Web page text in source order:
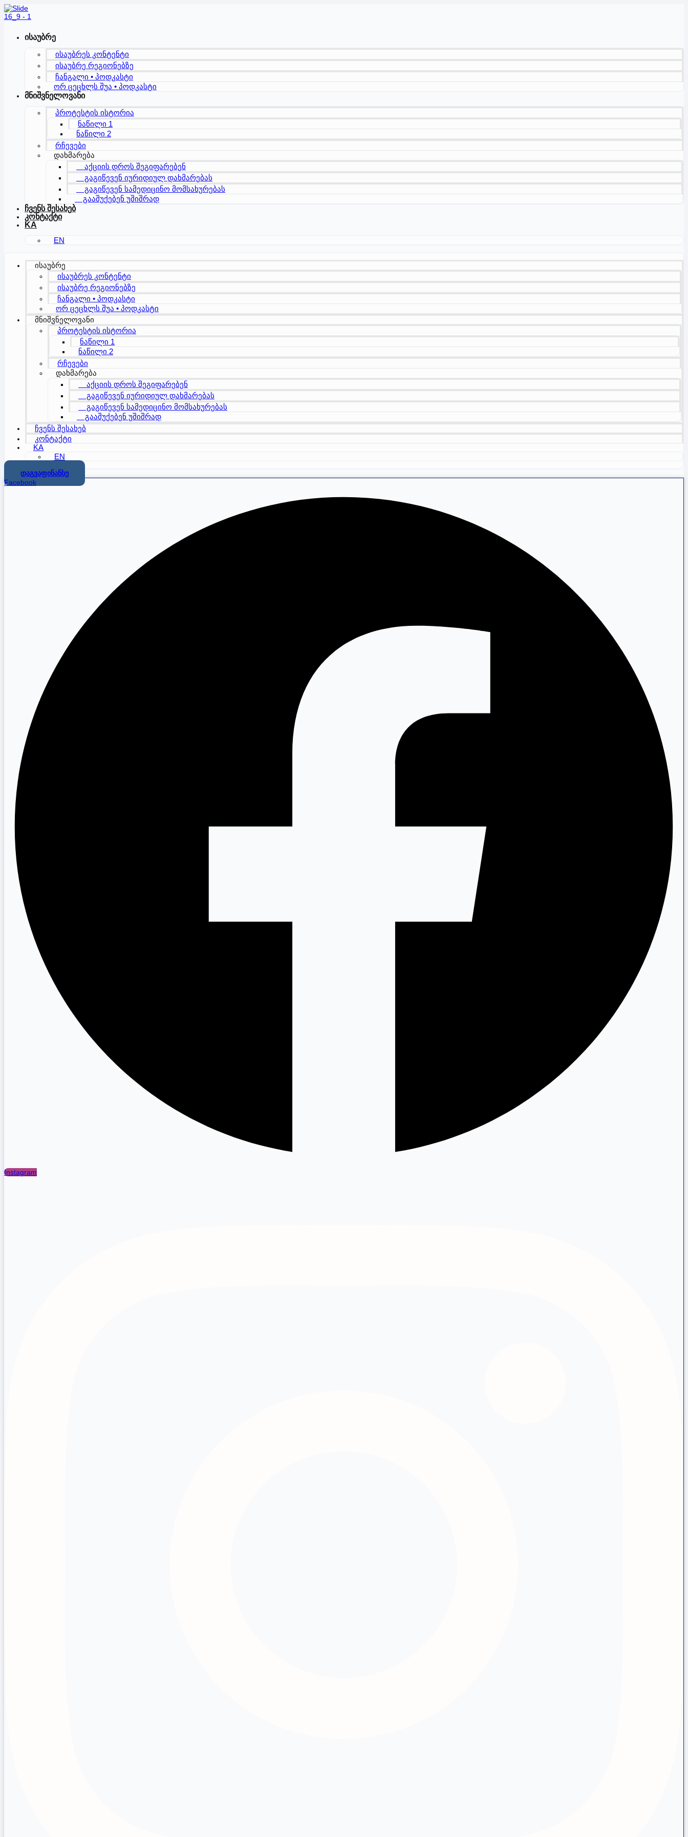
Skip
to
ისაუბრე
ისაუბრეს კონტენტი
ისაუბრე რეგიონებზე
ჩანგალი • პოდკასტი
ორ ცეცხლს შუა • პოდკასტი
მნიშვნელოვანი
პროტესტის ისტორია
ნაწილი 1
ნაწილი 2
რჩევები
დახმარება
აქციის დროს შეგიფარებენ
გაგიწევენ იურიდიულ დახმარებას
გაგიწევენ სამედიცინო მომსახურებას
გააშუქებენ უშიშრად
ჩვენს შესახებ
კონტაქტი
KA
EN
ისაუბრე
ისაუბრეს კონტენტი
ისაუბრე რეგიონებზე
ჩანგალი • პოდკასტი
ორ ცეცხლს შუა • პოდკასტი
მნიშვნელოვანი
პროტესტის ისტორია
ნაწილი 1
ნაწილი 2
რჩევები
დახმარება
აქციის დროს შეგიფარებენ
გაგიწევენ იურიდიულ დახმარებას
გაგიწევენ სამედიცინო მომსახურებას
გააშუქებენ უშიშრად
ჩვენს შესახებ
კონტაქტი
KA
EN
დაგვაფინანსე
Facebook
Instagram